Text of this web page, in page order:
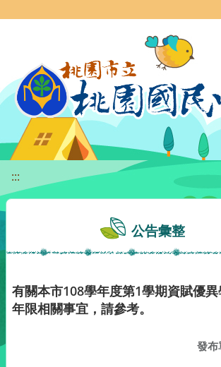
:::
公告彙整
有關本市108學年度第1學期資賦優
年限相關事宜，請參考。
發布